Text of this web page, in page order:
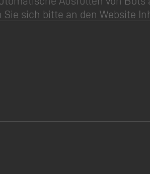
sich bitte an den Website